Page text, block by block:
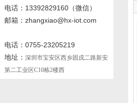
电话 ：13392829160 （微信）
邮箱：zhangxiao@hx-iot.com
电话：0755-23205219
地址： 深圳市宝安区西乡固戍二路新安
第二工业区C10栋2楼西